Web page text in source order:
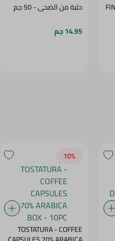
حلبة من الضحى - 50 جم
14.95 جم
10‎%‎
TOSTATURA - COFFEE